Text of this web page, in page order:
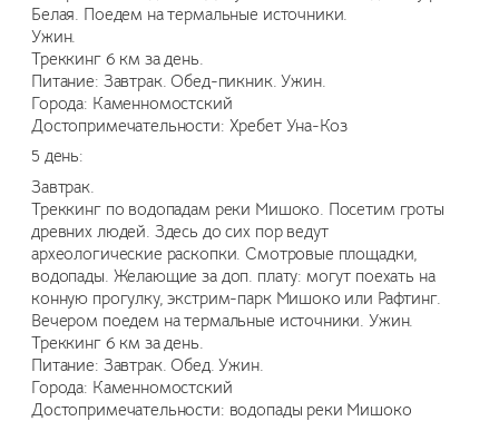
Белая. Поедем на термальные источники.
Ужин.
Треккинг 6 км за день.
Питание: Завтрак. Обед-пикник. Ужин.
Города: Каменномостский
Достопримечательности: Хребет Уна-Коз
5 день:
Завтрак.
Треккинг по водопадам реки Мишоко. Посетим гроты
древних людей. Здесь до сих пор ведут
археологические раскопки. Смотровые площадки,
водопады. Желающие за доп. плату: могут поехать на
конную прогулку, экстрим-парк Мишоко или Рафтинг.
Вечером поедем на термальные источники. Ужин.
Треккинг 6 км за день.
Питание: Завтрак. Обед. Ужин.
Города: Каменномостский
Достопримечательности: водопады реки Мишоко